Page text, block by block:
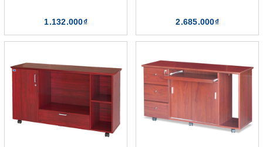
1.132.000₫ 2.685.000₫